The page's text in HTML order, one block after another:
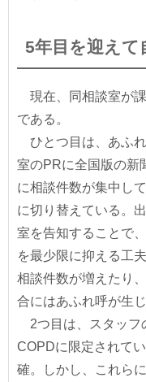
5年目を迎えて
現在、同相談室が
である。
ひとつ目は、あふ
室のPRに全国版の新
に相談件数が集中し
に切り替えている。
室を告知することで
を最少限に抑える工
相談件数が増えたり
合にはあふれ呼が生
2つ目は、スタッフ
COPDに限定されて
確。しかし、これら